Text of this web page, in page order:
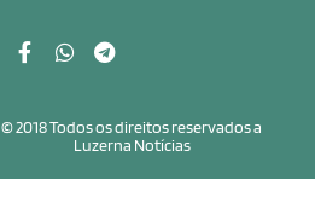
© 2018 Todos os direitos reservados a
Luzerna Notícias